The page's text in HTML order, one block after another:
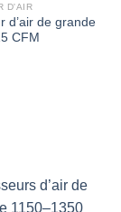
D'AIR
d’air de grande
CFM